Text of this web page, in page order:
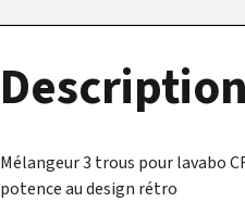
Mélangeur 3 trous pour lavabo
potence au design rétro